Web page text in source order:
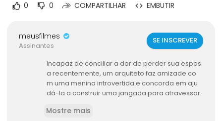
0 0 COMPARTILHAR EMBUTIR
meusfilmes
Assinantes
SE INSCREVER
Incapaz de conciliar a dor de perder sua espos
a recentemente, um arquiteto faz amizade co
m uma menina introvertida e concorda em aju
dá-la a construir uma jangada para atravessar
Mostre mais